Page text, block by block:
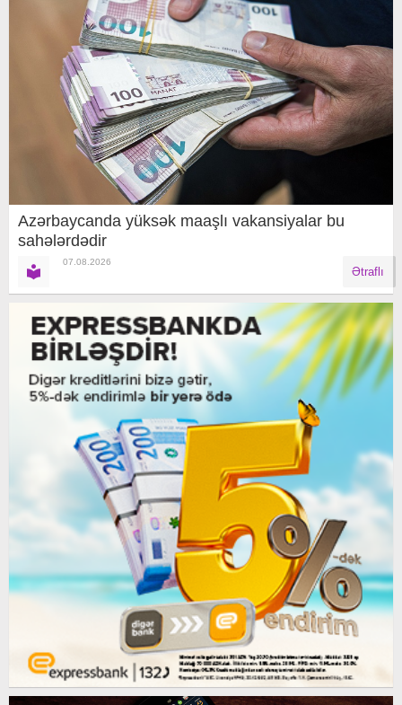
Azərbaycanda yüksək maaşlı vakansiyalar bu
sahələrdədir
07.08.2026
Ətraflı